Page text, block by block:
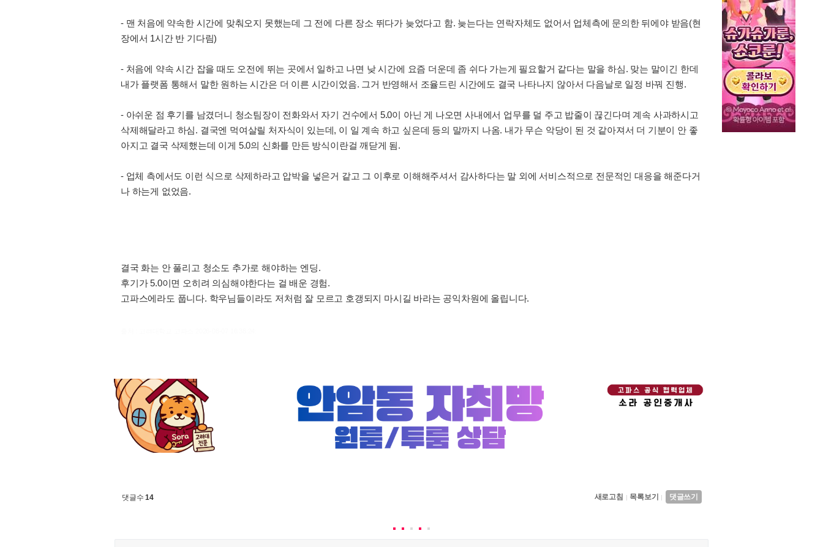
- 맨 처음에 약속한 시간에 맞춰오지 못했는데 그 전에 다른 장소 뛰다가 늦었다고 함. 늦는다는 연락자체도 없어서 업체측에 문의한 뒤에야 받음(현
장에서 1시간 반 기다림)
- 처음에 약속 시간 잡을 때도 오전에 뛰는 곳에서 일하고 나면 낮 시간에 요즘 더운데 좀 쉬다 가는게 필요할거 같다는 말을 하심. 맞는 말이긴 한데
내가 플랫폼 통해서 말한 원하는 시간은 더 이른 시간이었음. 그거 반영해서 조율드린 시간에도 결국 나타나지 않아서 다음날로 일정 바꿔 진행.
- 아쉬운 점 후기를 남겼더니 청소팀장이 전화와서 자기 건수에서 5.0이 아닌 게 나오면 사내에서 업무를 덜 주고 밥줄이 끊긴다며 계속 사과하시고
삭제해달라고 하심. 결국엔 먹여살릴 처자식이 있는데, 이 일 계속 하고 싶은데 등의 말까지 나옴. 내가 무슨 악당이 된 것 같아져서 더 기분이 안 좋
아지고 결국 삭제했는데 이게 5.0의 신화를 만든 방식이란걸 깨닫게 됨.
- 업체 측에서도 이런 식으로 삭제하라고 압박을 넣은거 같고 그 이후로 이해해주셔서 감사하다는 말 외에 서비스적으로 전문적인 대응을 해준다거
나 하는게 없었음.
결국 화는 안 풀리고 청소도 추가로 해야하는 엔딩.
후기가 5.0이면 오히려 의심해야한다는 걸 배운 경험.
고파스에라도 풉니다. 학우님들이라도 저처럼 잘 모르고 호갱되지 마시길 바라는 공익차원에 올립니다.
댓글수14 새로고침 | 목록보기 | 댓글쓰기